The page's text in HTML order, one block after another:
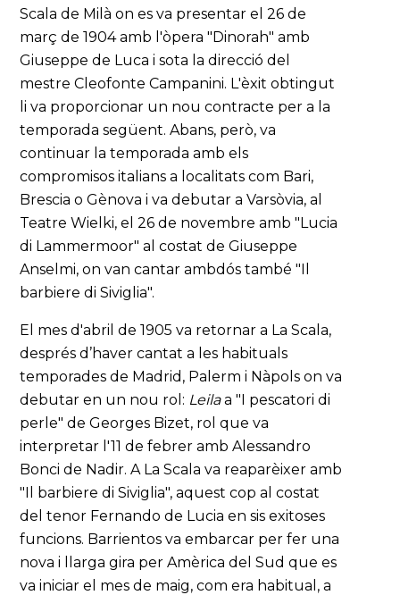
Scala de Milà on es va presentar el 26 de
març de 1904 amb l'òpera "Dinorah" amb
Giuseppe de Luca i sota la direcció del
mestre Cleofonte Campanini. L'èxit obtingut
li va proporcionar un nou contracte per a la
temporada següent. Abans, però, va
continuar la temporada amb els
compromisos italians a localitats com Bari,
Brescia o Gènova i va debutar a Varsòvia, al
Teatre Wielki, el 26 de novembre amb "Lucia
di Lammermoor" al costat de Giuseppe
Anselmi, on van cantar ambdós també "Il
barbiere di Siviglia".
El mes d'abril de 1905 va retornar a La Scala,
després d’haver cantat a les habituals
temporades de Madrid, Palerm i Nàpols on va
debutar en un nou rol: Leilaa "I pescatori di
perle" de Georges Bizet, rol que va
interpretar l'11 de febrer amb Alessandro
Bonci de Nadir. A La Scala va reaparèixer amb
"Il barbiere di Siviglia", aquest cop al costat
del tenor Fernando de Lucia en sis exitoses
funcions. Barrientos va embarcar per fer una
nova i llarga gira per Amèrica del Sud que es
va iniciar el mes de maig, com era habitual, a